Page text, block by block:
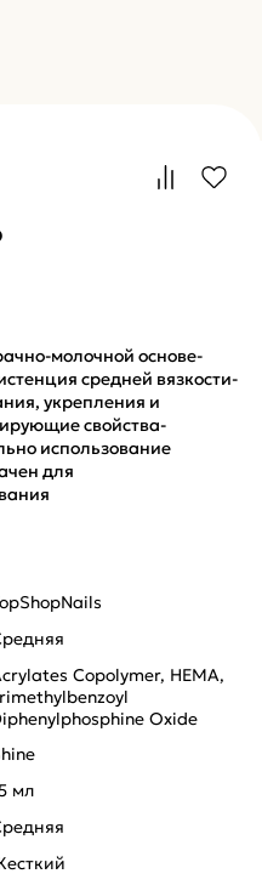
молочной основе-
средней вязкости-
укрепления и
свойства-
использование
для
Copolymer, HEMA,
Oxide
мл